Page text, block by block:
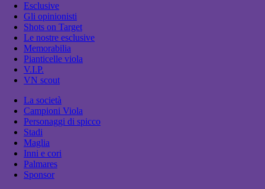
Esclusive
Gli opinionisti
Shots on Target
Le nostre esclusive
Memorabilia
Pianticelle viola
V.I.P.
VN scout
La società
Campioni Viola
Personaggi di spicco
Stadi
Maglia
Inni e cori
Palmares
Sponsor